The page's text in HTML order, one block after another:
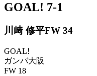
GOAL! 7-1
川﨑 修平FW 34
GOAL!
ガンバ大阪
FW 18